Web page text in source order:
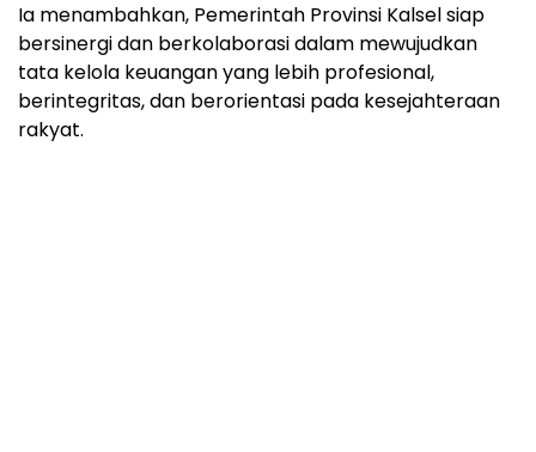
Ia menambahkan, Pemerintah Provinsi Kalsel siap
bersinergi dan berkolaborasi dalam mewujudkan
tata kelola keuangan yang lebih profesional,
berintegritas, dan berorientasi pada kesejahteraan
rakyat.